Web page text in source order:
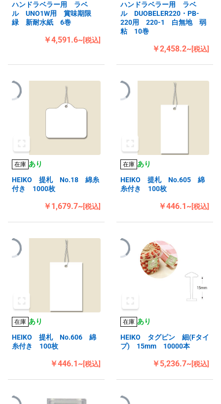
ハンドラベラー用 ラベ
ル UNO1W用 賞味期限
緑 新耐水紙 6巻
￥4,591.6~[税込]
ハンドラベラー用 ラベ
ル DUOBELER220・PB-
220用 220-1 白無地 弱
粘 10巻
￥2,458.2~[税込]
在庫 あり
HEIKO 提札 No.18 綿糸
付き 1000枚
￥1,679.7~[税込]
在庫 あり
HEIKO 提札 No.605 綿
糸付き 100枚
￥446.1~[税込]
在庫 あり
HEIKO 提札 No.606 綿
糸付き 100枚
￥446.1~[税込]
在庫 あり
HEIKO タグピン 細(Fタイ
プ) 15mm 10000本
￥5,236.7~[税込]